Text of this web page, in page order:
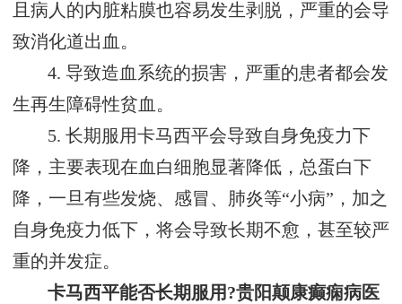
且病人的内脏粘膜也容易发生剥脱，严重的会导
致消化道出血。
4. 导致造血系统的损害，严重的患者都会发
生再生障碍性贫血。
5. 长期服用卡马西平会导致自身免疫力下
降，主要表现在血白细胞显著降低，总蛋白下
降，一旦有些发烧、感冒、肺炎等“小病”，加之
自身免疫力低下，将会导致长期不愈，甚至较严
重的并发症。
卡马西平能否长期服用?贵阳颠康癫痫病医